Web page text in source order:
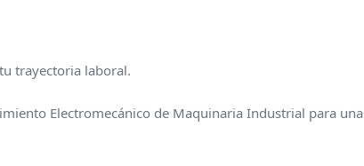
trayectoria laboral.
Electromecánico de Maquinaria Industrial para una